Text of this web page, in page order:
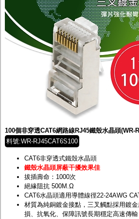
100個非穿透CAT6網路線RJ45鐵殼水晶頭(WR-
料號:WR-RJ45CAT6S100
CAT6非穿透式鐵殼水晶頭
鐵殼水晶頭屏蔽干擾效果佳
拔插壽命：1000次
絕緣阻抗 500M.Ω
CAT6水晶頭適用導體線徑22-24AWG
材質為純銅鍍金接點，三叉觸點採用鍍
損、抗氧化、保障訊號長期穩定高速傳輸